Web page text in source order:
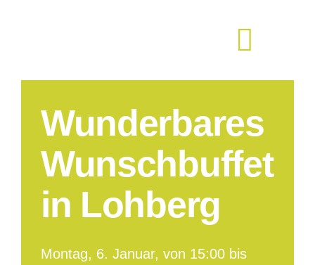
Wunderbares
Wunschbuffet
in Lohberg
Montag, 6. Januar, von 15:00 bis